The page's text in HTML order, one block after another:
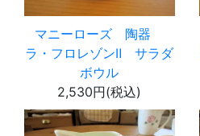
マニーローズ 陶器
ラ・フロレゾンⅡ サラダ
ボウル
2,530円(税込)